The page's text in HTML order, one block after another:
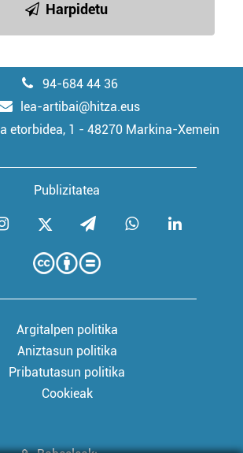
Harpidetu
94-684 44 36
lea-artibai@hitza.eus
etorbidea, 1 - 48270 Markina-Xemein
Publizitatea
Argitalpen politika
Aniztasun politika
Pribatutasun politika
Cookieak